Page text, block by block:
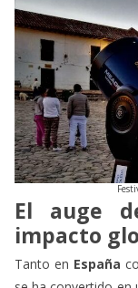
El auge
impacto
Tanto en España